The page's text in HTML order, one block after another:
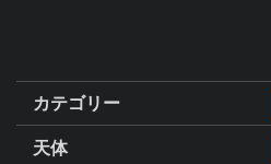
カテゴリー
天体